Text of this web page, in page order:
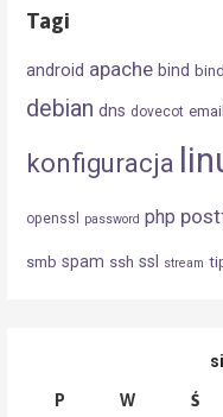
Tagi
android apache bind
debian dns dovecot email
konfiguracja
openssl password php
smb spam ssh ssl stream
P W Ś